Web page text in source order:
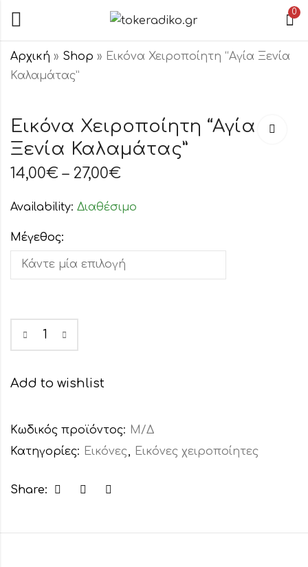
0
Αρχική » Shop » Εικόνα Χειροποίητη “Αγία Ξενία
Καλαμάτας”
Χειροποίητη
"Άκρα
Εικόνα Χειροποίητη “Αγία
Ξενία Καλαμάτας”
14,00€ – 27,00€
Availability: Διαθέσιμο
Μέγεθος:
Add to wishlist
Κωδικός προϊόντος: Μ/Δ
Κατηγορίες: Εικόνες, Εικόνες χειροποίητες
Share: